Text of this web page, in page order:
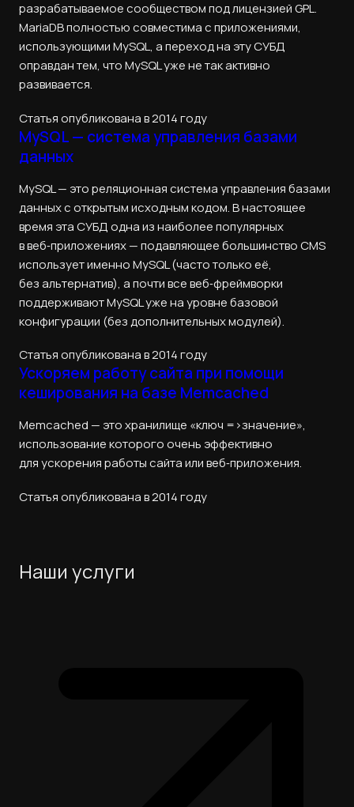
разрабатываемое сообществом под лицензией GPL.
MariaDB полностью совместима с приложениями,
использующими MySQL, а переход на эту СУБД
оправдан тем, что MySQL уже не так активно
развивается.
Статья опубликована в 2014 году
MySQL — система управления базами
данных
MySQL — это реляционная система управления базами
данных с открытым исходным кодом. В настоящее
время эта СУБД одна из наиболее популярных
в веб‑приложениях — подавляющее большинство CMS
использует именно MySQL (часто только её,
без альтернатив), а почти все веб‑фреймворки
поддерживают MySQL уже на уровне базовой
конфигурации (без дополнительных модулей).
Статья опубликована в 2014 году
Ускоряем работу сайта при помощи
кеширования на базе Memcached
Memcached — это хранилище «ключ =>значение»,
использование которого очень эффективно
для ускорения работы сайта или веб‑приложения.
Статья опубликована в 2014 году
Наши услуги